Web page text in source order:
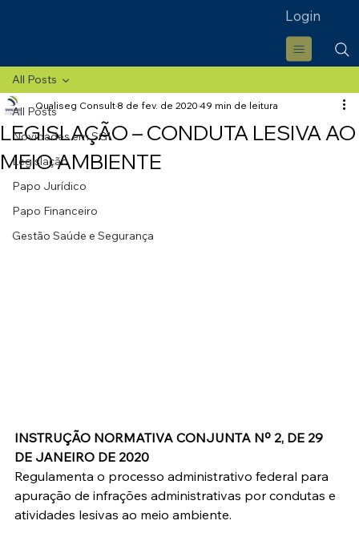
Login
All Posts
Novidades em SGI
Legislação
Papo Jurídico
Papo Financeiro
Gestão Saúde e Segurança
All Posts
LEGISLAÇÃO – CONDUTA LESIVA AO
MEIO AMBIENTE
Qualiseg Consult 8 de fev. de 2020 49 min de leitura
INSTRUÇÃO NORMATIVA CONJUNTA Nº 2, DE 29
DE JANEIRO DE 2020
Regulamenta o processo administrativo federal para
apuração de infrações administrativas por condutas e
atividades lesivas ao meio ambiente.